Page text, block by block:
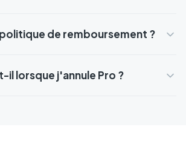
de remboursement ?
il lorsque j'annule Pro ?